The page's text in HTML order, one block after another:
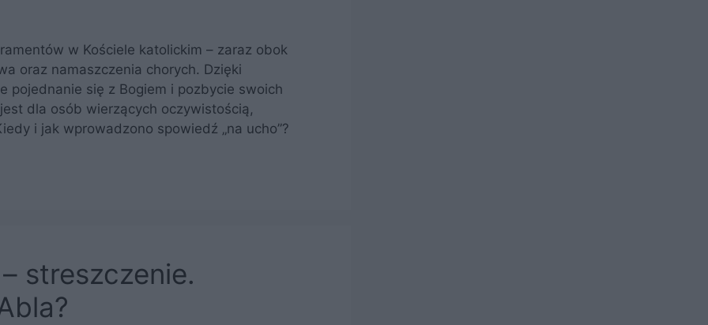
w Kościele katolickim – zaraz obok
oraz namaszczenia chorych. Dzięki
pojednanie się z Bogiem i pozbycie swoich
dla osób wierzących oczywistością,
i jak wprowadzono spowiedź „na ucho”?
streszczenie.